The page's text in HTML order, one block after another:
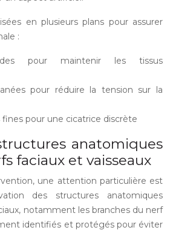
en plusieurs plans pour assurer
:
pour maintenir les tissus
pour réduire la tension sur la
pour une cicatrice discrète
anatomiques
faciaux et vaisseaux
une attention particulière est
des structures anatomiques
notamment les branches du nerf
identifiés et protégés pour éviter